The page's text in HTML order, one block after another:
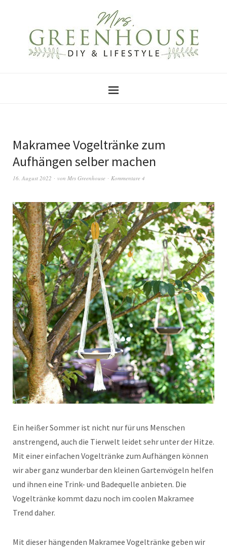
Makramee Vogeltränke zum
Aufhängen selber machen
16. August 2022 von Mrs Greenhouse Kommentare 4
Ein heißer Sommer ist nicht nur für uns Menschen
anstrengend, auch die Tierwelt leidet sehr unter der Hitze.
Mit einer einfachen Vogeltränke zum Aufhängen können
wir aber ganz wunderbar den kleinen Gartenvögeln helfen
und ihnen eine Trink- und Badequelle anbieten. Die
Vogeltränke kommt dazu noch im coolen Makramee
Trend daher.
Mit dieser hängenden Makramee Vogeltränke geben wir